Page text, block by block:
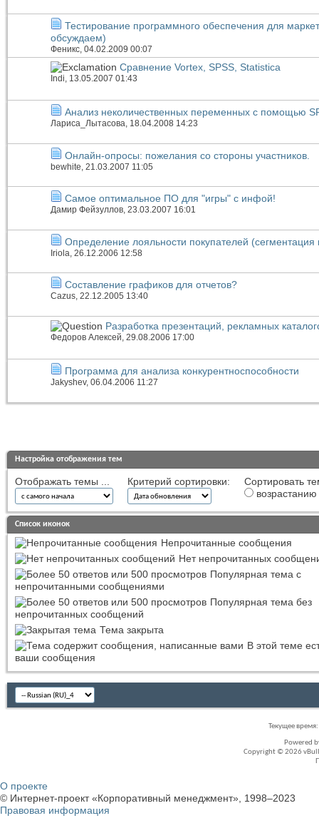
Тестирование программного обеспечения для
обсуждаем)
Феникс, 04.02.2009 00:07
Сравнение Vortex, SPSS, Statistica
Indi, 13.05.2007 01:43
Анализ неколичественных переменных с помощью
Лариса_Лытасова, 18.04.2008 14:23
Онлайн-опросы: пожелания со стороны участников.
bewhite, 21.03.2007 11:05
Самое оптимальное ПО для "игры" с инфой!
Дамир Фейзуллов, 23.03.2007 16:01
Определение лояльности покупателей (сегментация
Iriola , 26.12.2006 12:58
Составление графиков для отчетов?
Cazus, 22.12.2005 13:40
Разработка презентаций, рекламных
Федоров Алексей , 29.08.2006 17:00
Программа для анализа конкурентноспособности
Jakyshev, 06.04.2006 11:27
Настройка отображения тем
Отображать темы ... Критерий сортировки:
Сортировать
возрастанию
Список иконок
Непрочитанные сообщения
Нет непрочитанных
Популярная тема с
непрочитанными сообщениями
Популярная тема без
непрочитанных сообщений
Тема закрыта
В этой теме
ваши сообщения
Текущее время:
Powered
Copyright © 2026
О проекте
© Интернет-проект «Корпоративный менеджмент», 1998–2023
Правовая информация